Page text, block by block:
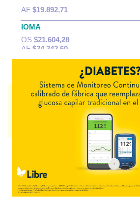
AF $19.892,71
IOMA
OS $21.604,28
AF $24.342,60
FLOGOSTOPcontienesulfasalazinay se
Antiinflam.Antirreumático. Es producido por
con 1 presentación disponible.
Algunas presentaciones cuentan con cobertura
Otros productos consulfasalazina
Otros productos deTeva Argentina